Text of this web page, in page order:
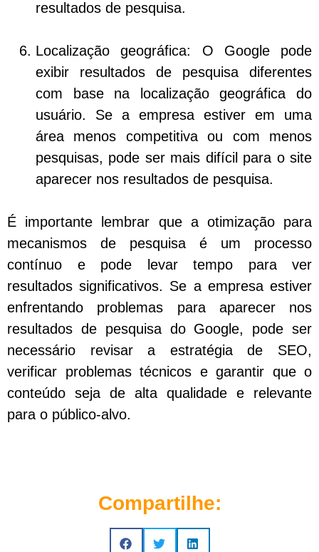
resultados de pesquisa.
Localização geográfica:
O Google pode
exibir resultados de pesquisa diferentes
com base na localização geográfica do
usuário. Se a empresa estiver em uma
área menos competitiva ou com menos
pesquisas, pode ser mais difícil para o site
aparecer nos resultados de pesquisa.
É importante lembrar que a otimização para
mecanismos de pesquisa é um processo
contínuo e pode levar tempo para ver
resultados significativos. Se a empresa estiver
enfrentando problemas para aparecer nos
resultados de pesquisa do Google, pode ser
necessário revisar a estratégia de SEO,
verificar problemas técnicos e garantir que o
conteúdo seja de alta qualidade e relevante
para o público-alvo.
Compartilhe: